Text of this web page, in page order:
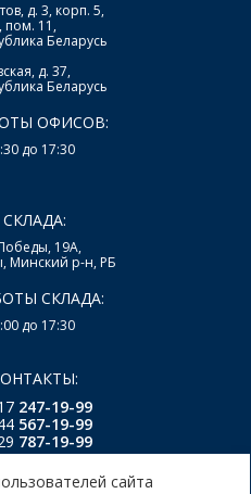
д. 3, корп. 5,
пом. 11,
Беларусь
д. 37,
Беларусь
ОФИСОВ:
до 17:30
19А,
Минский р-н, РБ
СКЛАДА:
до 17:30
247-19-99
567-19-99
787-19-99
сайта